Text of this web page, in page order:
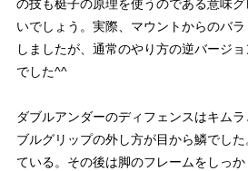
の技も梃子の原理を使うのである意味
いでしょう。実際、マウントからのバ
しましたが、通常のやり方の逆バージ
でした^^
ダブルアンダーのディフェンスはキム
ブルグリップの外し方が目から鱗でし
ている。その後は脚のフレームをしっ